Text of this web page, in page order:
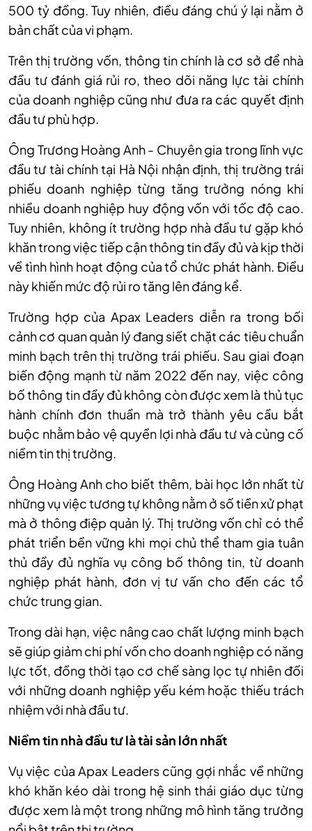
500 tỷ đồng. Tuy nhiên, điều đáng chú ý lại nằm ở
bản chất của vi phạm.
Trên thị trường vốn, thông tin chính là cơ sở để nhà
đầu tư đánh giá rủi ro, theo dõi năng lực tài chính
của doanh nghiệp cũng như đưa ra các quyết định
đầu tư phù hợp.
Ông Trương Hoàng Anh - Chuyên gia trong lĩnh vực
đầu tư tài chính tại Hà Nội nhận định, thị trường trái
phiếu doanh nghiệp từng tăng trưởng nóng khi
nhiều doanh nghiệp huy động vốn với tốc độ cao.
Tuy nhiên, không ít trường hợp nhà đầu tư gặp khó
khăn trong việc tiếp cận thông tin đầy đủ và kịp thời
về tình hình hoạt động của tổ chức phát hành. Điều
này khiến mức độ rủi ro tăng lên đáng kể.
Trường hợp của Apax Leaders diễn ra trong bối
cảnh cơ quan quản lý đang siết chặt các tiêu chuẩn
minh bạch trên thị trường trái phiếu. Sau giai đoạn
biến động mạnh từ năm 2022 đến nay, việc công
bố thông tin đầy đủ không còn được xem là thủ tục
hành chính đơn thuần mà trở thành yêu cầu bắt
buộc nhằm bảo vệ quyền lợi nhà đầu tư và củng cố
niềm tin thị trường.
Ông Hoàng Anh cho biết thêm, bài học lớn nhất từ
những vụ việc tương tự không nằm ở số tiền xử phạt
mà ở thông điệp quản lý. Thị trường vốn chỉ có thể
phát triển bền vững khi mọi chủ thể tham gia tuân
thủ đầy đủ nghĩa vụ công bố thông tin, từ doanh
nghiệp phát hành, đơn vị tư vấn cho đến các tổ
chức trung gian.
Trong dài hạn, việc nâng cao chất lượng minh bạch
sẽ giúp giảm chi phí vốn cho doanh nghiệp có năng
lực tốt, đồng thời tạo cơ chế sàng lọc tự nhiên đối
với những doanh nghiệp yếu kém hoặc thiếu trách
nhiệm với nhà đầu tư.
Niềm tin nhà đầu tư là tài sản lớn nhất
Vụ việc của Apax Leaders cũng gợi nhắc về những
khó khăn kéo dài trong hệ sinh thái giáo dục từng
được xem là một trong những mô hình tăng trưởng